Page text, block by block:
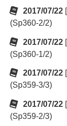
2017/07/22
(Sp360-2/2)
2017/07/22
(Sp360-1/2)
2017/07/22
(Sp359-3/3)
2017/07/22
(Sp359-2/3)